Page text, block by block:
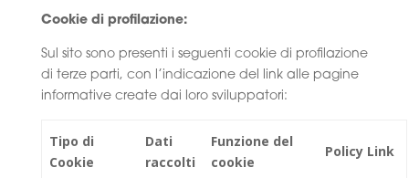
Cookie di profilazione:
Sul sito sono presenti i seguenti cookie di profilazione
di terze parti, con l’indicazione del link alle pagine
informative create dai loro sviluppatori:
Tipo di
Cookie
Dati
raccolti
Funzione del
cookie
Policy Link